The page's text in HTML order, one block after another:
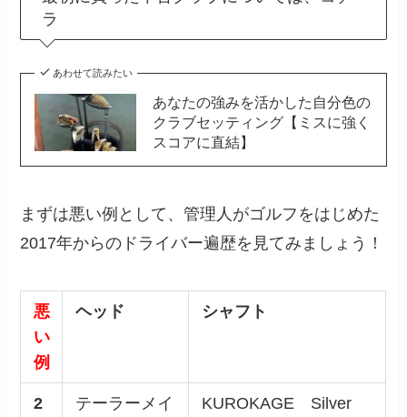
ラ
あわせて読みたい
あなたの強みを活かした自分色の
クラブセッティング【ミスに強く
スコアに直結】
まずは悪い例として、管理人がゴルフをはじめた
2017年からのドライバー遍歴を見てみましょう！
悪
い
例
ヘッド シャフト
2
テーラーメイ
KUROKAGE Silver